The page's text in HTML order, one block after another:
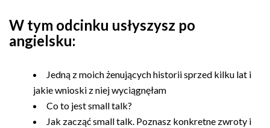
W tym odcinku usłyszysz po
angielsku:
Jedną z moich żenujących historii sprzed kilku lat i
jakie wnioski z niej wyciągnęłam
Co to jest small talk?
Jak zacząć small talk. Poznasz konkretne zwroty i